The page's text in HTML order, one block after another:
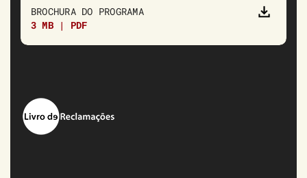
BROCHURA DO PROGRAMA
3 MB | PDF